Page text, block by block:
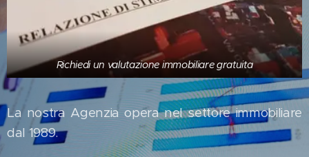
Richiedi un valutazione immobiliare gratuita
La nostra Agenzia opera nel settore immobiliare
dal 1989.